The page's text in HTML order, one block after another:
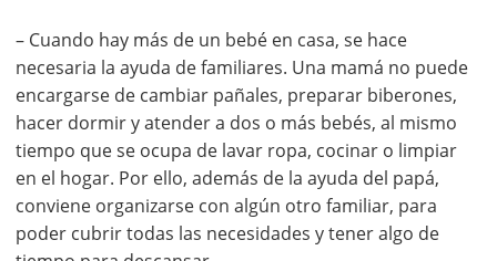
– Cuando hay más de un bebé en casa, se hace
necesaria la ayuda de familiares. Una mamá no puede
encargarse de cambiar pañales, preparar biberones,
hacer dormir y atender a dos o más bebés, al mismo
tiempo que se ocupa de lavar ropa, cocinar o limpiar
en el hogar. Por ello, además de la ayuda del papá,
conviene organizarse con algún otro familiar, para
poder cubrir todas las necesidades y tener algo de